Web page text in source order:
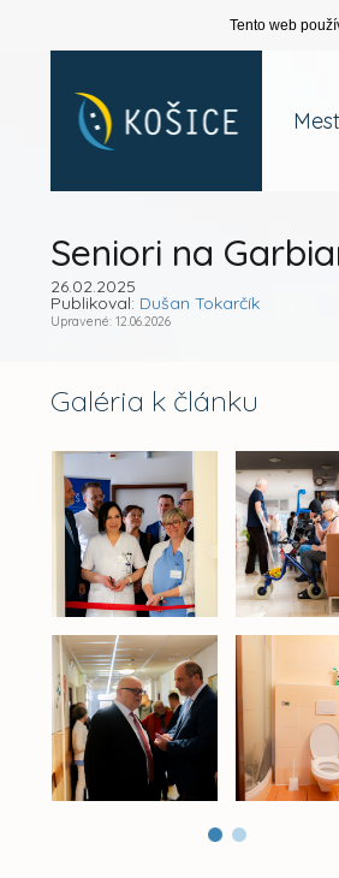
Tento web
Seniori na
26.02.2025
Publikoval: Dušan Tokarčík
Upravené: 12.06.2026
Galéria k článku